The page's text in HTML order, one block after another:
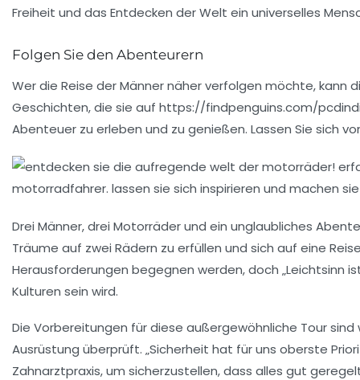
Freiheit und das Entdecken der Welt ein universelles
Folgen Sie den Abenteurern
Wer die Reise der Männer näher verfolgen möchte, kann
Geschichten, die sie auf https://findpenguins.com/
Abenteuer zu erleben und zu genießen. Lassen Sie sich
Drei Männer, drei Motorräder und ein unglaubliches
Träume auf zwei Rädern zu erfüllen und sich auf eine
Herausforderungen begegnen werden, doch „Leichtsinn
Kulturen sein wird.
Die Vorbereitungen für diese außergewöhnliche Tour
Ausrüstung überprüft. „Sicherheit hat für uns oberste
Zahnarztpraxis, um sicherzustellen, dass alles gut